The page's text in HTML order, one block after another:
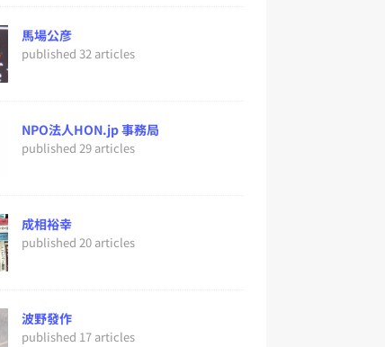
馬場公彦
published 32 articles
NPO法人HON.jp 事務局
published 29 articles
成相裕幸
published 20 articles
波野發作
published 17 articles